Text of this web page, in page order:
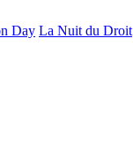
Day La Nuit du Droit